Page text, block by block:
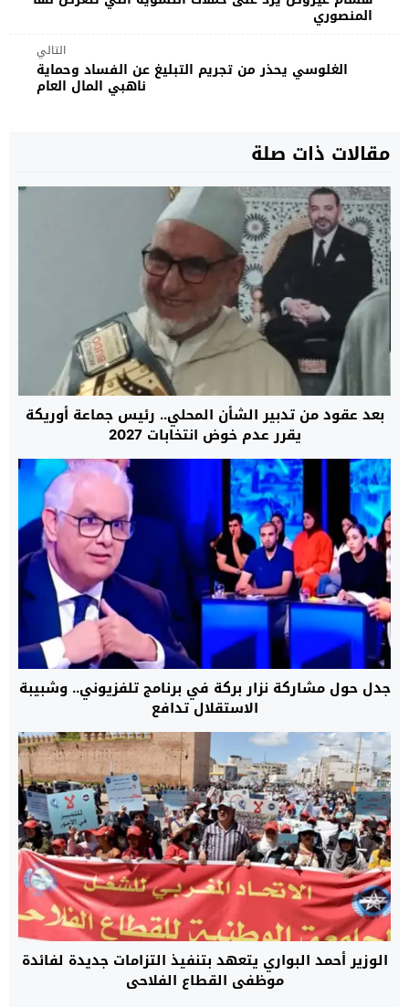
المنصوري
التالي
الغلوسي يحذر من تجريم التبليغ عن الفساد وحماية
ناهبي المال العام
مقالات ذات صلة
بعد عقود من تدبير الشأن المحلي.. رئيس جماعة أوريكة
يقرر عدم خوض انتخابات 2027
جدل حول مشاركة نزار بركة في برنامج تلفزيوني.. وشبيبة
الاستقلال تدافع
الوزير أحمد البواري يتعهد بتنفيذ التزامات جديدة لفائدة
موظفي القطاع الفلاحي